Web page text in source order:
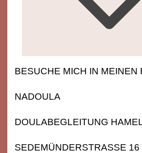
BESUCHE MICH IN MEINEN
NADOULA
DOULABEGLEITUNG
SEDEMÜNDERSTRASSE 16